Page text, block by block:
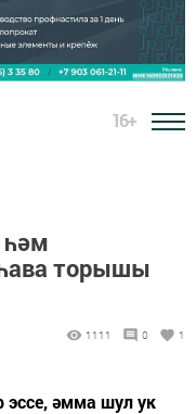
16+
һәм
торышы
1111 0 1
эссе, әмма шул ук